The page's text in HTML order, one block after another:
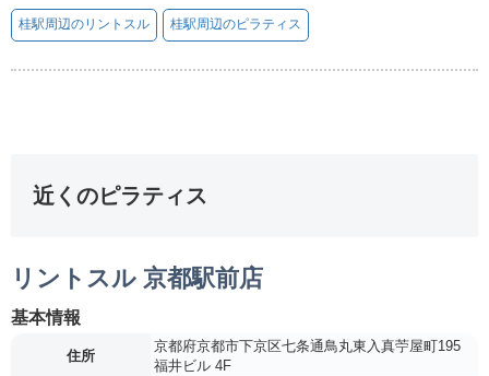
桂駅周辺のリントスル 桂駅周辺のピラティス
近くのピラティス
リントスル 京都駅前店
基本情報
住所
京都府京都市下京区七条通鳥丸東入真苧屋町195
福井ビル 4F